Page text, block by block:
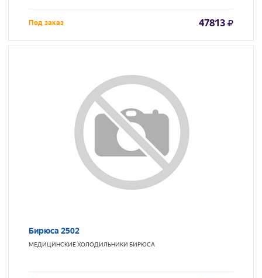
Под заказ 47813
Бирюса 2502
МЕДИЦИНСКИЕ ХОЛОДИЛЬНИКИ БИРЮСА